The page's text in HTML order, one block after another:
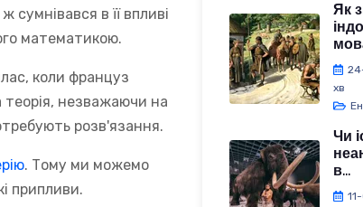
в її впливі
математикою.
коли француз
теорія, незважаючи на
розв'язання.
. Тому ми можемо
припливи.
Як
хв
Чи
в...